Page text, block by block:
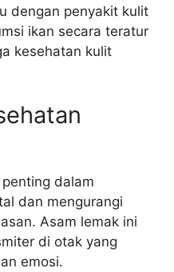
dengan penyakit kulit
ikan secara teratur
kesehatan kulit
dalam
dan mengurangi
Asam lemak ini
di otak yang
emosi.